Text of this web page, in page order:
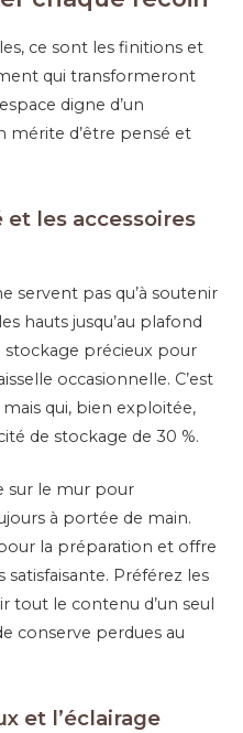
ce sont les finitions et
qui transformeront
digne d’un
mérite d’être pensé et
les accessoires
servent pas qu’à soutenir
hauts jusqu’au plafond
stockage précieux pour
occasionnelle. C’est
qui, bien exploitée,
de stockage de 30 %.
sur le mur pour
à portée de main.
la préparation et offre
Préférez les
tout le contenu d’un seul
conserve perdues au
et l’éclairage